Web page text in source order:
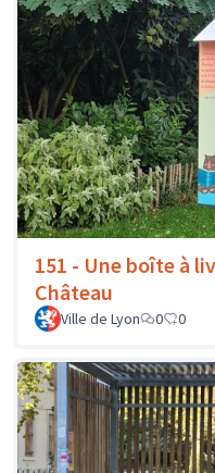
151 - Une boîte à
Château
Ville de Lyon 0 0